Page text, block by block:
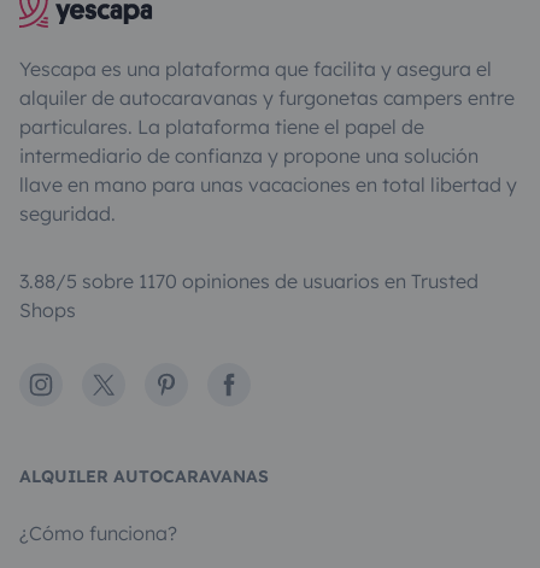
Yescapa es una plataforma que facilita y asegura el
alquiler de autocaravanas y furgonetas campers entre
particulares. La plataforma tiene el papel de
intermediario de confianza y propone una solución
llave en mano para unas vacaciones en total libertad y
seguridad.
3.88/5 sobre 1170 opiniones de usuarios en Trusted
Shops
Instagram
X PinterestFacebook
ALQUILER AUTOCARAVANAS
¿Cómo funciona?